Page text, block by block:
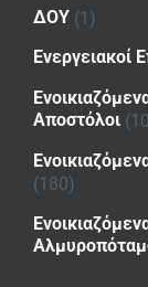
ΔΟΥ (1)
Ενεργειακοί
Αποστόλοι
(180)